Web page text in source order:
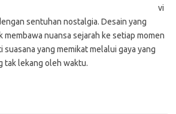
vi
sentuhan nostalgia. Desain yang
membawa nuansa sejarah ke setiap momen
suasana yang memikat melalui gaya yang
tak lekang oleh waktu.